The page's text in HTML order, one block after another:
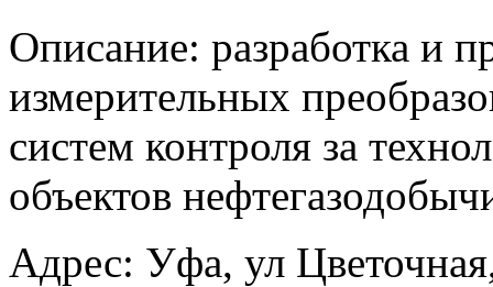
Описание: разработка и
измерительных
систем контроля за
объектов
Адрес: Уфа, ул